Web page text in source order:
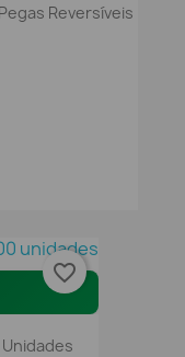
Reversíveis
Unidades
favorite_border